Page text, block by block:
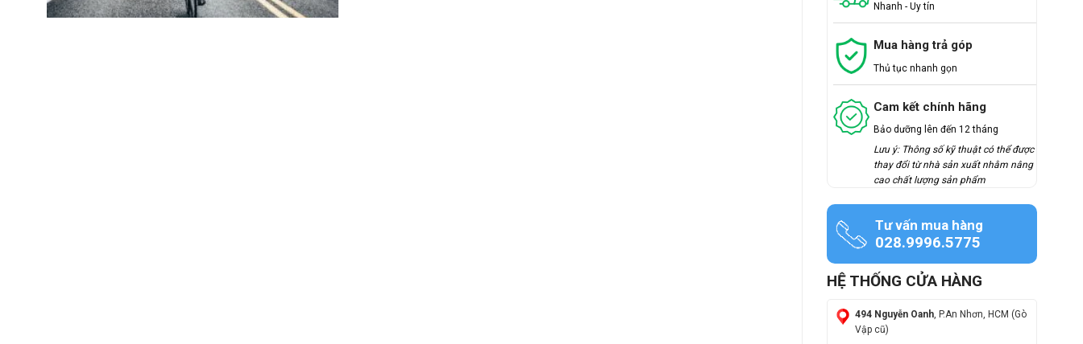
Nhanh - Uy tín
Mua hàng trả góp
Thủ tục nhanh gọn
Cam kết chính hãng
Bảo dưỡng lên đến 12 tháng
Lưu ý: Thông số kỹ thuật có thể được
thay đổi từ nhà sản xuất nhằm nâng
cao chất lượng sản phẩm
Tư vấn mua hàng
028.9996.5775
HỆ THỐNG CỬA HÀNG
494 Nguyễn Oanh, P.An Nhơn, HCM (Gò
Vập cũ)